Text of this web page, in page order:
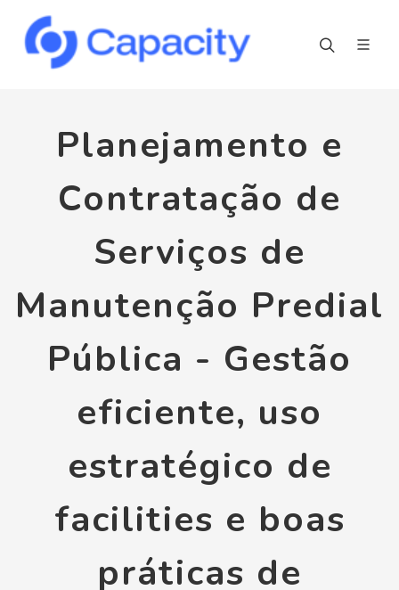
Planejamento e
Contratação de
Serviços de
Manutenção Predial
Pública - Gestão
eficiente, uso
estratégico de
facilities e boas
práticas de